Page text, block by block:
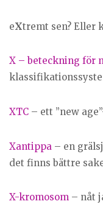
eXtremt sen? Eller
X – beteckning för
XTC – ett ”new
Xantippa – en
det finns bättre
X-kromosom – nåt